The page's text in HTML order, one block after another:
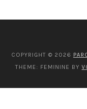
COPYRIGHT © 2026
THEME: FEMININE BY